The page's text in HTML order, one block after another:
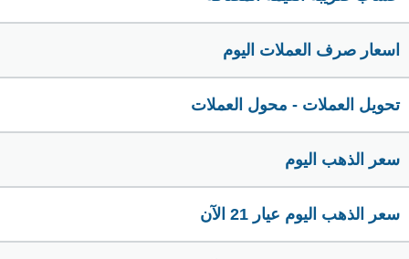
اسعار صرف العملات اليوم
تحويل العملات - محول العملات
سعر الذهب اليوم
سعر الذهب اليوم عيار 21 الآن